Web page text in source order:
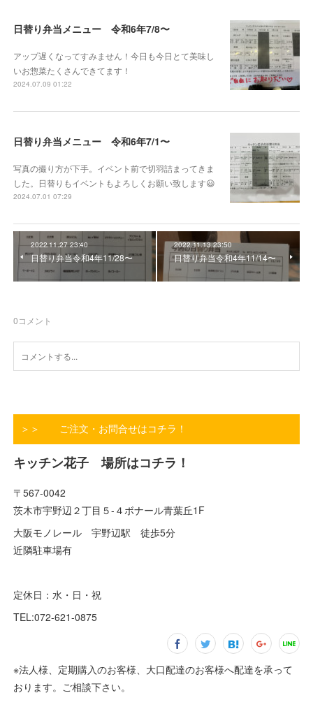
日替り弁当メニュー 令和6年7/8〜
アップ遅くなってすみません！今日も今日とて美味し
いお惣菜たくさんできてます！
2024.07.09 01:22
日替り弁当メニュー 令和6年7/1〜
写真の撮り方が下手。イベント前で切羽詰まってきま
した。日替りもイベントもよろしくお願い致します😃
2024.07.01 07:29
2022.11.27 23:40
日替り弁当令和4年11/28〜
2022.11.13 23:50
日替り弁当令和4年11/14〜
0コメント
＞＞ ご注文・お問合せはコチラ！
キッチン花子 場所はコチラ！
〒567-0042
茨木市宇野辺２丁目５-４ボナール青葉丘1F
大阪モノレール 宇野辺駅 徒歩5分
近隣駐車場有
定休日：水・日・祝
TEL:072-621-0875
※法人様、定期購入のお客様、大口配達のお客様へ配達を承って
おります。ご相談下さい。